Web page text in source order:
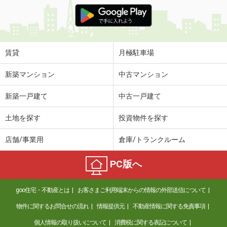
価 格
4.80万円
住 所
岐阜県大垣市小泉町
専有面積
岐阜県岐阜市六条南２丁目
3.70万円
岐阜県美濃加茂市加茂川町１丁目
6.60万円
住 所
岐阜県美濃加茂市加茂川町１丁目
専有面積 61.82m²
間取り
2LDK
岐阜県岐阜市水海道４丁目
賃貸 月極駐車場
新築マンション 中古マンション
新築一戸建て 中古一戸建て
土地を探す 投資物件を探す
店舗/事業用 倉庫/トランクルーム
PC版へ
goo住宅・不動産とは お客さまご利用端末からの情報の外部送信について
物件に関するお問合せの流れ 情報提供元 不動産情報に関する免責事項
個人情報の取り扱いについて 消費税に関する表記について